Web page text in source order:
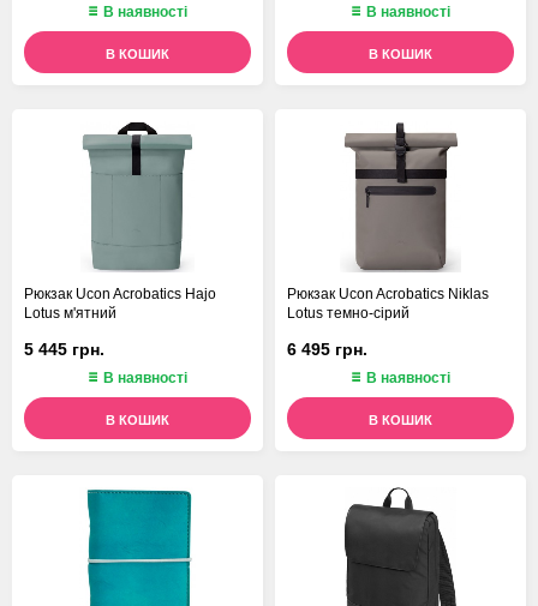
В наявності
В КОШИК
В наявності
В КОШИК
Рюкзак Ucon Acrobatics Hajo
Lotus м'ятний
5 445 грн.
В наявності
В КОШИК
Рюкзак Ucon Acrobatics Niklas
Lotus темно-сірий
6 495 грн.
В наявності
В КОШИК